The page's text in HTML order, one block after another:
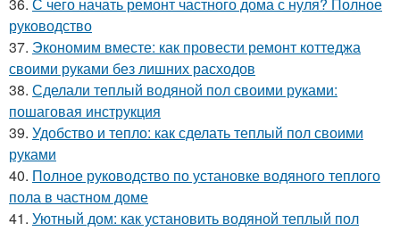
36. С чего начать ремонт частного дома с нуля? Полное
руководство
37. Экономим вместе: как провести ремонт коттеджа
своими руками без лишних расходов
38. Сделали теплый водяной пол своими руками:
пошаговая инструкция
39. Удобство и тепло: как сделать теплый пол своими
руками
40. Полное руководство по установке водяного теплого
пола в частном доме
41. Уютный дом: как установить водяной теплый пол